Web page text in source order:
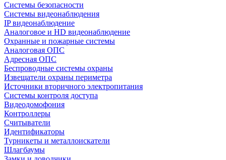
Системы безопасности
Системы видеонаблюдения
IP видеонаблюдение
Аналоговое и HD видеонаблюдение
Охранные и пожарные системы
Аналоговая ОПС
Адресная ОПС
Беспроводные системы охраны
Извещатели охраны периметра
Источники вторичного электропитания
Системы контроля доступа
Видеодомофония
Контроллеры
Считыватели
Идентификаторы
Турникеты и металлоискатели
Шлагбаумы